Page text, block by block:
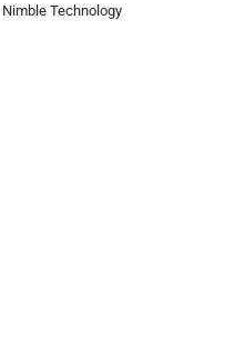
Nimble Technology